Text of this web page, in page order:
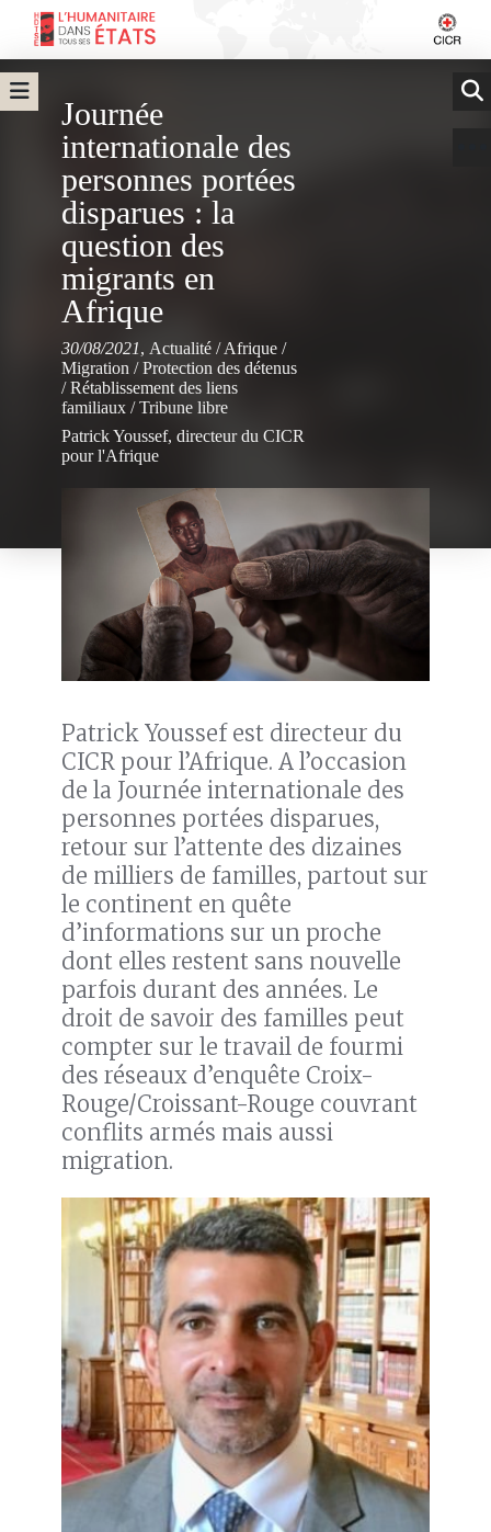
Journée
internationale des
personnes portées
disparues : la
question des
migrants en
Afrique
30/08/2021, Actualité /Afrique /
Migration /Protection des détenus
/Rétablissement des liens
familiaux /Tribune libre
Patrick Youssef, directeur du CICR
pour l'Afrique
Patrick Youssef est directeur du
CICR pour l’Afrique. A l’occasion
de la Journée internationale des
personnes portées disparues,
retour sur l’attente des dizaines
de milliers de familles, partout sur
le continent en quête
d’informations sur un proche
dont elles restent sans nouvelle
parfois durant des années. Le
droit de savoir des familles peut
compter sur le travail de fourmi
des réseaux d’enquête Croix-
Rouge/Croissant-Rouge couvrant
conflits armés mais aussi
migration.